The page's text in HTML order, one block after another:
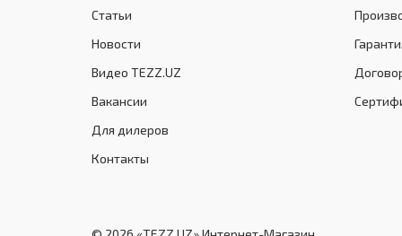
Статьи
Новости
Видео TEZZ.UZ
Вакансии
Для дилеров
Контакты